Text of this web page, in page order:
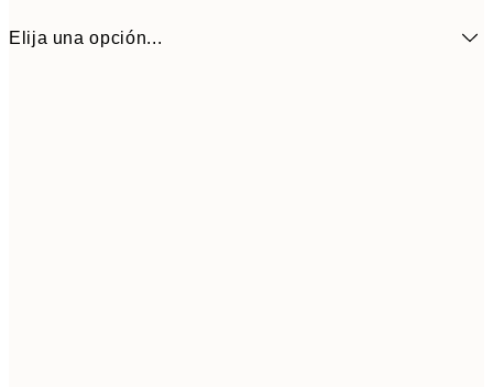
Elija una opción...